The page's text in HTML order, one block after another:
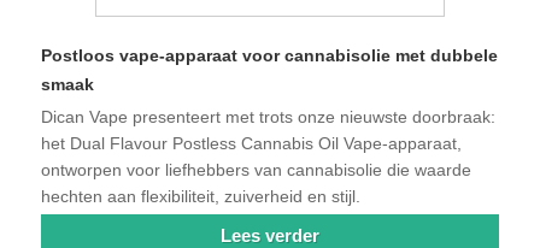
Postloos vape-apparaat voor cannabisolie met dubbele
smaak
Dican Vape presenteert met trots onze nieuwste doorbraak:
het Dual Flavour Postless Cannabis Oil Vape-apparaat,
ontworpen voor liefhebbers van cannabisolie die waarde
hechten aan flexibiliteit, zuiverheid en stijl.
Lees verder